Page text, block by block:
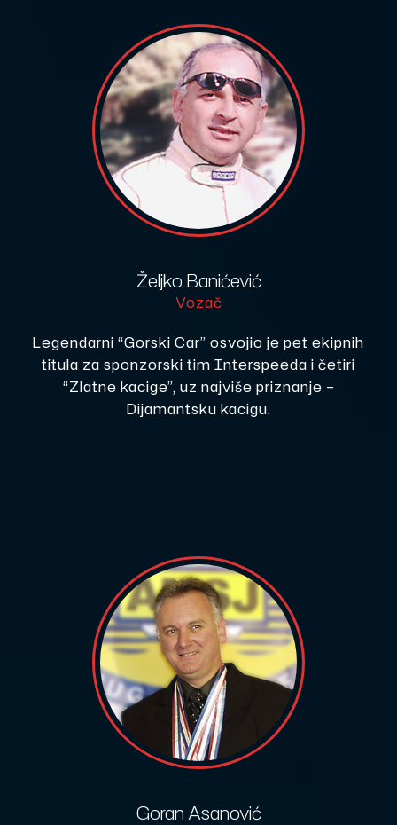
Željko Banićević
Vozač
Legendarni “Gorski Car” osvojio je pet ekipnih
titula za sponzorski tim Interspeeda i četiri
“Zlatne kacige”, uz najviše priznanje –
Dijamantsku kacigu.
Goran Asanović